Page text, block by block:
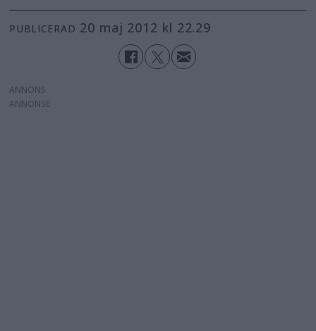
PUBLICERAD 20 maj 2012 kl 22.29
ANNONS